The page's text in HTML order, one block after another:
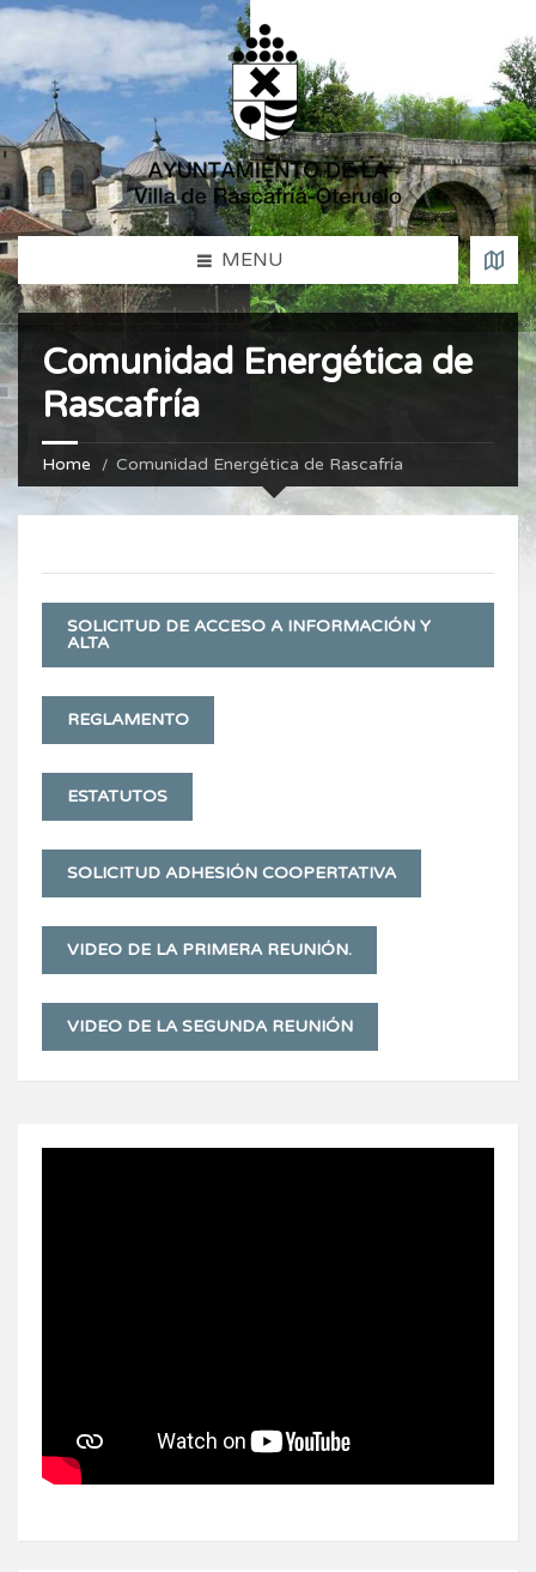
MENU
Comunidad Energética de
Rascafría
Home Comunidad Energética de Rascafría
SOLICITUD DE ACCESO A INFORMACIÓN Y
ALTA
REGLAMENTO
ESTATUTOS
SOLICITUD ADHESIÓN COOPERTATIVA
VIDEO DE LA PRIMERA REUNIÓN.
VIDEO DE LA SEGUNDA REUNIÓN